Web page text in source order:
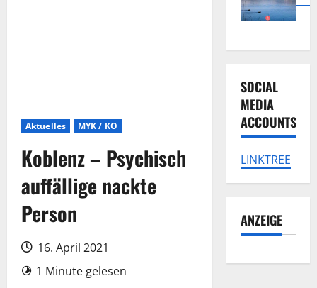
Aktuelles MYK / KO
Koblenz – Psychisch
auffällige nackte
Person
16. April 2021
1 Minute gelesen
SOCIAL
MEDIA
ACCOUNTS
LINKTREE
ANZEIGE